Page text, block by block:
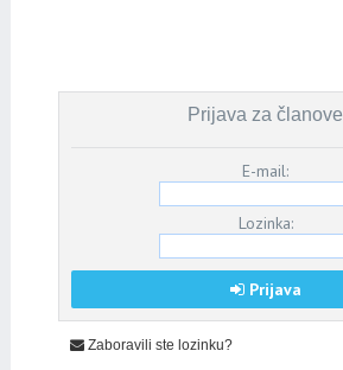
Prijava za članove
E-mail:
Lozinka:
Prijava
Zaboravili ste lozinku?